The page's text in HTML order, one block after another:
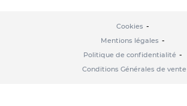
Cookies
Mentions légales
Politique de confidentialité
Conditions Générales de vente